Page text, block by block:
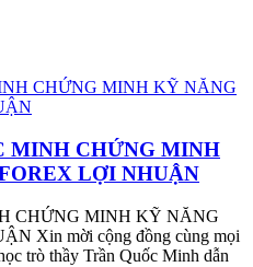
MINH CHỨNG MINH
LỢI NHUẬN
CHỨNG MINH KỸ NĂNG
Xin mời cộng đồng cùng mọi
trò thầy Trần Quốc Minh dẫn